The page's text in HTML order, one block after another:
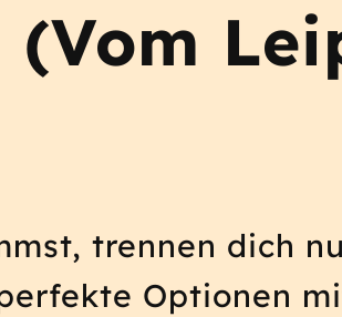
trennen dich
Optionen